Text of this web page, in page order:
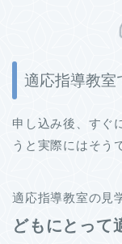
適応指導教室
申し込み後、すぐ
うと実際にはそう
適応指導教室の見
どもにとって